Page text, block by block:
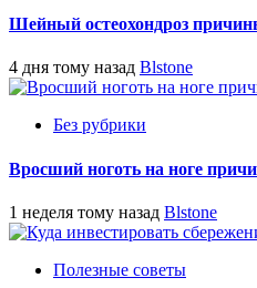
Шейный остеохондроз
4 дня тому назад Blstone
Без рубрики
Вросший ноготь на ноге
1 неделя тому назад Blstone
Полезные советы